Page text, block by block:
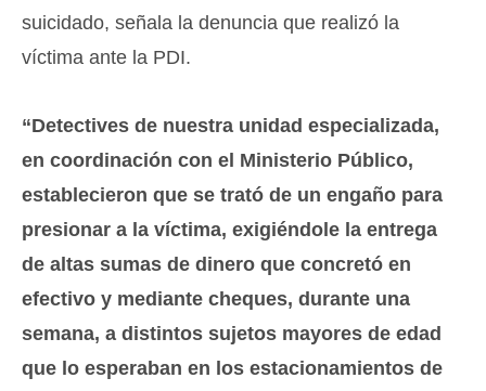
suicidado, señala la denuncia que realizó la
víctima ante la PDI.
“Detectives de nuestra unidad especializada,
en coordinación con el Ministerio Público,
establecieron que se trató de un engaño para
presionar a la víctima, exigiéndole la entrega
de altas sumas de dinero que concretó en
efectivo y mediante cheques, durante una
semana, a distintos sujetos mayores de edad
que lo esperaban en los estacionamientos de